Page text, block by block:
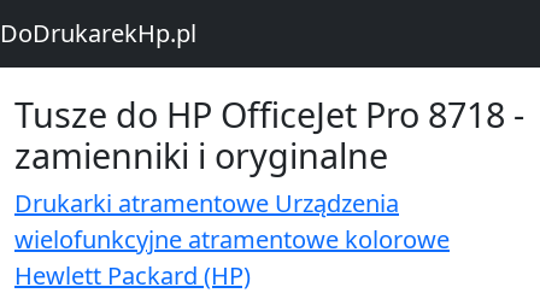
DoDrukarekHp.pl
Tusze do HP OfficeJet Pro 8718 -
zamienniki i oryginalne
Drukarki atramentowe Urządzenia
wielofunkcyjne atramentowe kolorowe
Hewlett Packard (HP)